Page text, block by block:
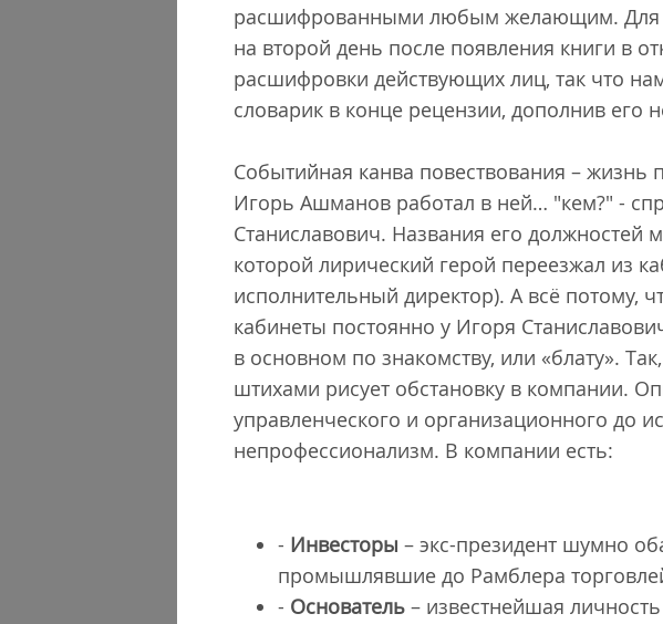
расшифрованными любым желающим. Для
на второй день после появления книги в
расшифровки действующих лиц, так что
словарик в конце рецензии, дополнив
Событийная канва повествования – жизнь
Игорь Ашманов работал в ней… "кем?" -
Станиславович. Названия его должностей
которой лирический герой переезжал из
исполнительный директор). А всё потому,
кабинеты постоянно у Игоря
в основном по знакомству, или «блату».
штихами рисует обстановку в компании.
управленческого и организационного до
непрофессионализм. В компании есть:
- Инвесторы – экс-президент шумно
промышлявшие до Рамблера
- Основатель – известнейшая